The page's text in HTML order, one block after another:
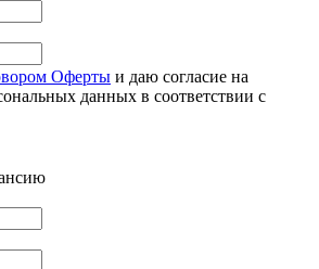
Оферты и даю согласие на
данных в соответствии с